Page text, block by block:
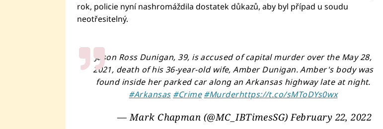
rok, policie nyní nashromáždila dostatek důkazů, aby byl případ u soudu
neotřesitelný.
Jason Ross Dunigan, 39, is accused of capital murder over the May 28,
2021, death of his 36-year-old wife, Amber Dunigan. Amber's body was
found inside her parked car along an Arkansas highway late at night.
#Arkansas #Crime #Murderhttps://t.co/sMToDYs0wx
— Mark Chapman (@MC_IBTimesSG) February 22, 2022